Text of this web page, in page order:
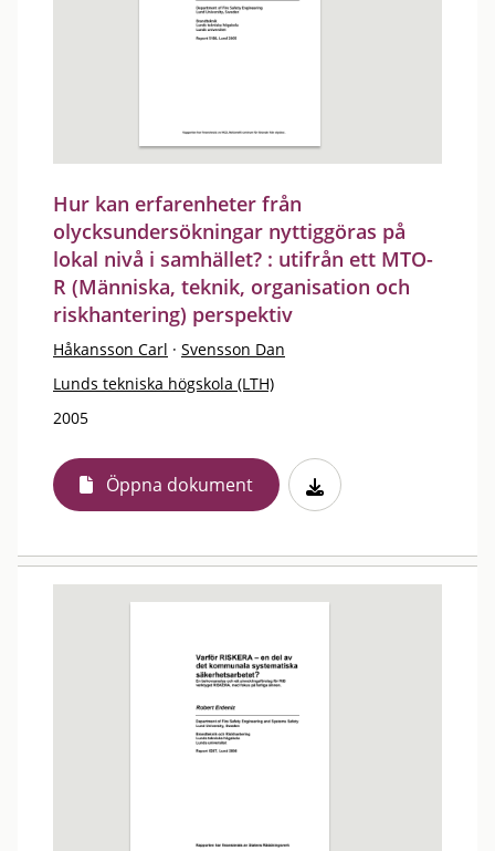
Hur kan erfarenheter från
olycksundersökningar nyttiggöras på
lokal nivå i samhället? : utifrån ett MTO-
R (Människa, teknik, organisation och
riskhantering) perspektiv
Håkansson Carl · Svensson Dan
Lunds tekniska högskola (LTH)
2005
Öppna dokument